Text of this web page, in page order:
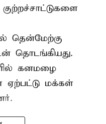
குற்றச்சாட்டுகளை
தென்மேற்கு
தொடங்கியது.
கனமழை
ஏற்பட்டு மக்கள்